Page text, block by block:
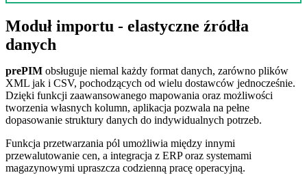
Moduł importu - elastyczne źródła
danych
prePIM obsługuje niemal każdy format danych, zarówno plików
XML jak i CSV, pochodzących od wielu dostawców jednocześnie.
Dzięki funkcji zaawansowanego mapowania oraz możliwości
tworzenia własnych kolumn, aplikacja pozwala na pełne
dopasowanie struktury danych do indywidualnych potrzeb.
Funkcja przetwarzania pól umożliwia między innymi
przewalutowanie cen, a integracja z ERP oraz systemami
magazynowymi upraszcza codzienną pracę operacyjną.